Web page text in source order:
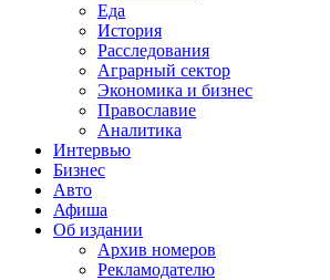
Еда
История
Расследования
Аграрный сектор
Экономика и бизнес
Православие
Аналитика
Интервью
Бизнес
Авто
Афиша
Об издании
Архив номеров
Рекламодателю